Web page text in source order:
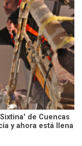
de Cuencas
y ahora está llena